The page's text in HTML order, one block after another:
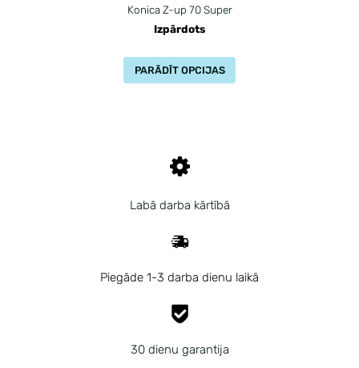
Labā darba kārtībā
Piegāde 1-3 darba dienu laikā
30 dienu garantija
Konica Z-up 70 Super
Izpārdots
PARĀDĪT OPCIJAS